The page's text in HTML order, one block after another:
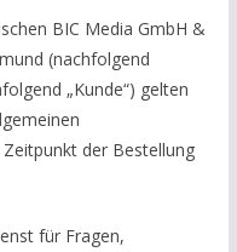
BIC Media GmbH &
(nachfolgend
„Kunde“) gelten
der Bestellung
für Fragen,